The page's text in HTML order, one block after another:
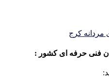
فنی حرفه ای کشور :